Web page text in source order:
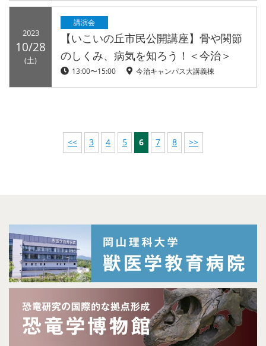
2023
10/28
(土)
講演会
【いこいの丘市民公開講座】骨や関節
のしくみ、病気を知ろう！＜今治＞
13:00〜15:00 今治キャンパス大講義棟
<< 3 4 5 6 7 8 >>